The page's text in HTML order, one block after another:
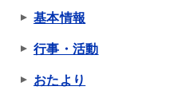
基本情報
行事・活動
おたより